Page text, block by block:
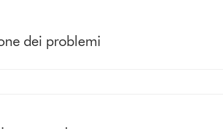
dei problemi